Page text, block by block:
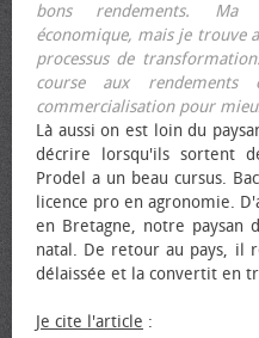
bons rendements. Ma
économique, mais je trouve
processus de
course aux
commercialisation pour
Là aussi on est loin du
décrire lorsqu'ils sortent
Prodel a un beau cursus.
licence pro en agronomie.
en Bretagne, notre paysan
natal. De retour au pays, il
délaissée et la convertit en
Je cite l'article :